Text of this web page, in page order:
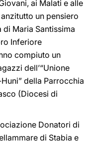
ai Malati e alle
un pensiero
Maria Santissima
Inferiore
compiuto un
dell’“Unione
della Parrocchia
(Diocesi di
Donatori di
di Stabia e